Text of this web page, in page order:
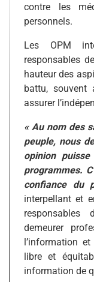
contre les
personnels.
Les OPM
responsables
hauteur des
battu, souvent
assurer
« Au nom des
peuple, nous
opinion
programmes.
confiance du
interpellant et
demeurer
l’information
libre et
information de